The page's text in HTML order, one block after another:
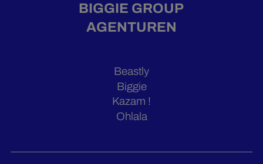
BIGGIE GROUP
AGENTUREN
Beastly
Biggie
Kazam !
Ohlala